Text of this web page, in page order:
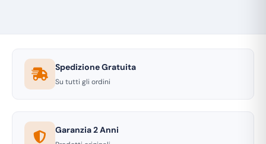
Spedizione Gratuita
Su tutti gli ordini
Garanzia 2 Anni